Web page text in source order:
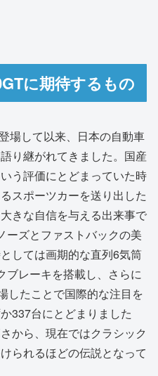
に期待するもの
場して以来、日本の自動車
り継がれてきました。国産
う評価にとどまっていた時
スポーツカーを送り出した
きな自信を与える出来事で
ーズとファストバックの美
しては画期的な直列6気筒
ブレーキを搭載し、さらに
したことで国際的な注目を
337台にとどまりました
から、現在ではクラシック
られるほどの伝説となって